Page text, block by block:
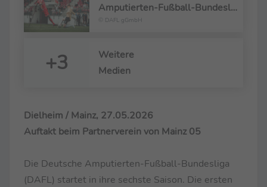
Amputierten-Fußball-Bundesliga startet in die Saison 2026
© DAFL gGmbH
+3
Weitere
Medien
Dielheim / Mainz, 27.05.2026
Auftakt beim Partnerverein von Mainz 05
Die Deutsche Amputierten-Fußball-Bundesliga
(DAFL) startet in ihre sechste Saison. Die ersten